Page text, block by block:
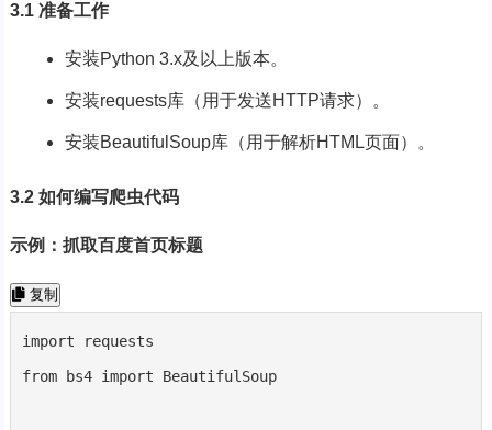
3.1 准备工作
安装Python 3.x及以上版本。
安装requests库（用于发送HTTP请求）。
安装BeautifulSoup库（用于解析HTML页面）。
3.2 如何编写爬虫代码
示例：抓取百度首页标题
复制
import requests
from bs4 import BeautifulSoup